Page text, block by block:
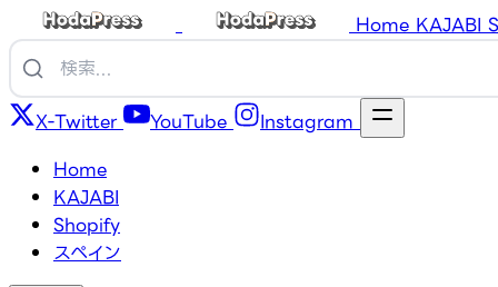
Home KAJABI
X-Twitter YouTube
Instagram
Home
KAJABI
Shopify
スペイン